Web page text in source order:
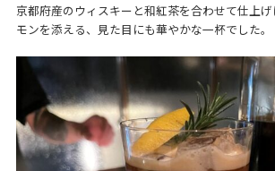
京都府産のウィスキーと和紅茶を合わせて仕上
モンを添える、見た目にも華やかな一杯でした。